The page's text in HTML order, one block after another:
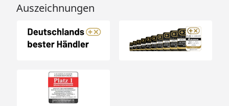
Auszeichnungen